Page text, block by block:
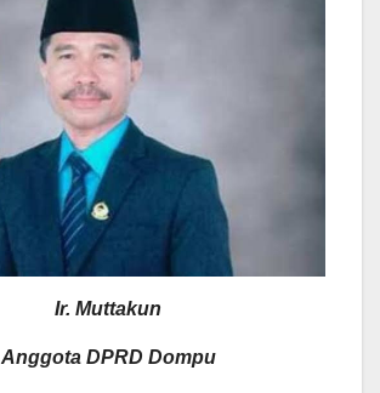
Ir. Muttakun
Anggota DPRD Dompu